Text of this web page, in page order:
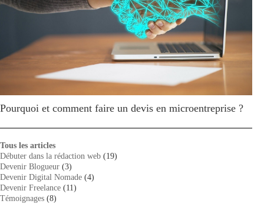
Pourquoi et comment faire un devis en microentreprise ?
Tous les articles
Débuter dans la rédaction web (19)
Devenir Blogueur (3)
Devenir Digital Nomade (4)
Devenir Freelance (11)
Témoignages (8)